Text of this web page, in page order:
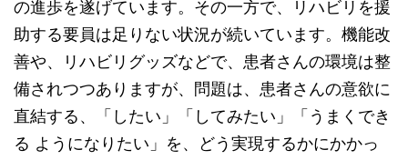
の進歩を遂げています。その一方で、リハビリを援
助する要員は足りない状況が続いています。機能改
善や、リハビリグッズなどで、患者さんの環境は整
備されつつありますが、問題は、患者さんの意欲に
直結する、「したい」「してみたい」「うまくでき
る ようになりたい」を、どう実現するかにかかっ